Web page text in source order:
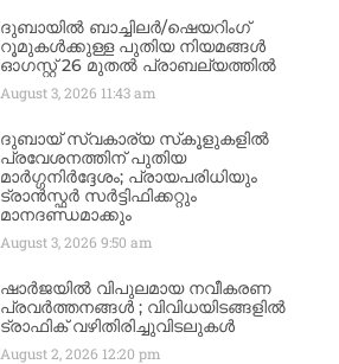
ദുബായിൽ ബാച്ചിലർ/ഷെയറിംഗ്
റൂമുകൾക്കുള്ള പുതിയ നിയമങ്ങൾ
ഓഗസ്റ്റ് 26 മുതൽ പ്രാബല്യത്തിൽ
August 3, 2026 11:43 am
ദുബായ് സ്വകാര്യ സ്‌കൂളുകളിൽ
പ്രവേശനത്തിന് പുതിയ
മാർഗ്ഗനിർദ്ദേശം; പ്രായപരിധിയും
ട്രാൻസ്ഫർ സർട്ടിഫിക്കറ്റും
മാനദണ്ഡമാക്കും
August 3, 20269:50 am
ഷാർജയിൽ വിപുലമായ നവീകരണ
പ്രവർത്തനങ്ങൾ ; വിവിധയിടങ്ങളിൽ
ട്രാഫിക് വഴിതിരിച്ചുവിടലുകൾ
August 2, 2026 12:20 pm